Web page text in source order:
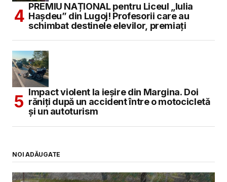
PREMIU NAȚIONAL pentru Liceul „Iulia
Hașdeu” din Lugoj! Profesorii care au
schimbat destinele elevilor, premiați
Impact violent la ieșire din Margina. Doi
răniți după un accident între o motocicletă
și un autoturism
NOI ADĂUGATE